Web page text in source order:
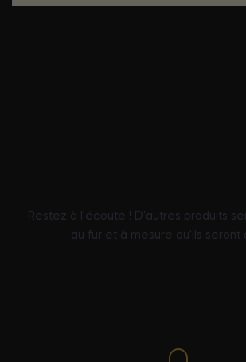
Restez à l'écoute ! D'autres produits
au fur et à mesure qu'ils seront